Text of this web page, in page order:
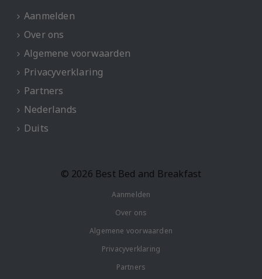
Aanmelden
Over ons
Algemene voorwaarden
Privacyverklaring
Partners
Nederlands
Duits
© 2026 Best Bed and Breakfast
Aanmelden
Over ons
Algemene voorwaarden
Privacyverklaring
Partners